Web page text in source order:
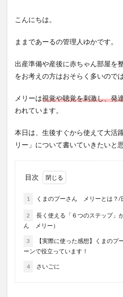
こんにちは。
ままであーるの管理人ゆかです。
出産準備や産後に赤ちゃん部屋を
をお考えの方はおそらく多いので
メリーは視覚や聴覚を刺激し、発
われています。
本日は、生後すぐから使えて大
リー」について書いていきたいと
目次
1 くまのプーさん メリーとは？/
2
長く使える「６つのステップ」
ん メリー）
3
【実際に使った感想】くまの
ーンで役立っています！
4 さいごに